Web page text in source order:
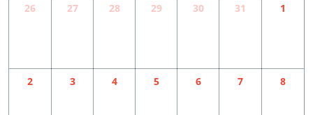
26 27 28 29 30 31 1
2 3 4 5 6 7 8